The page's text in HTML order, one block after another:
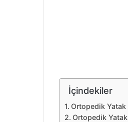
İçindekiler
Ortopedik
Ortopedik Yatak